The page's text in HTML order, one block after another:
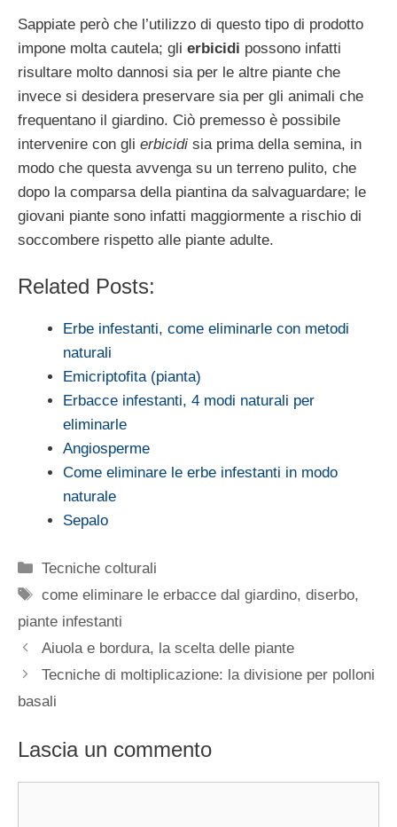
Sappiate però che l’utilizzo di questo tipo di prodotto
impone molta cautela; gli erbicidi possono infatti
risultare molto dannosi sia per le altre piante che
invece si desidera preservare sia per gli animali che
frequentano il giardino. Ciò premesso è possibile
intervenire con gli erbicidi sia prima della semina, in
modo che questa avvenga su un terreno pulito, che
dopo la comparsa della piantina da salvaguardare; le
giovani piante sono infatti maggiormente a rischio di
soccombere rispetto alle piante adulte.
Related Posts:
Erbe infestanti, come eliminarle con metodi
naturali
Emicriptofita (pianta)
Erbacce infestanti, 4 modi naturali per
eliminarle
Angiosperme
Come eliminare le erbe infestanti in modo
naturale
Sepalo
Categorie
Tecniche colturali
Tag
come eliminare le erbacce dal giardino,diserbo,
piante infestanti
Aiuola e bordura, la scelta delle piante
Tecniche di moltiplicazione: la divisione per polloni
basali
Lascia un commento